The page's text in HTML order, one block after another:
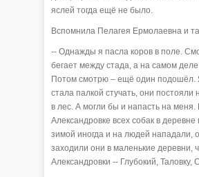
яслей тогда ещё не было.
Вспомнила Пелагея Ермолаевна и
-- Однажды я пасла коров в поле.
бегает между стада, а на самом
Потом смотрю – ещё один подошёл.
стала палкой стучать, они постояли
в лес. А могли бы и напасть на меня.
Александровке всех собак в деревне
зимой иногда и на людей нападали,
заходили они в маленькие деревни,
Александровки -- Глубокий, Таловку,